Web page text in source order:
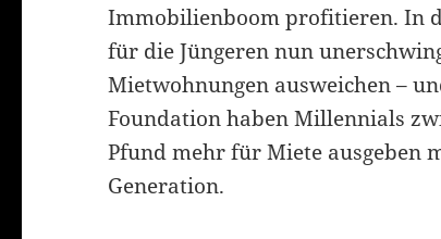
Immobilienboom profitieren. In
für die Jüngeren nun
Mietwohnungen ausweichen –
Foundation haben Millennials
Pfund mehr für Miete ausgeben
Generation.